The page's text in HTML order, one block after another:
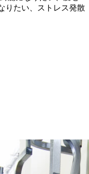
りたい、ストレス発散